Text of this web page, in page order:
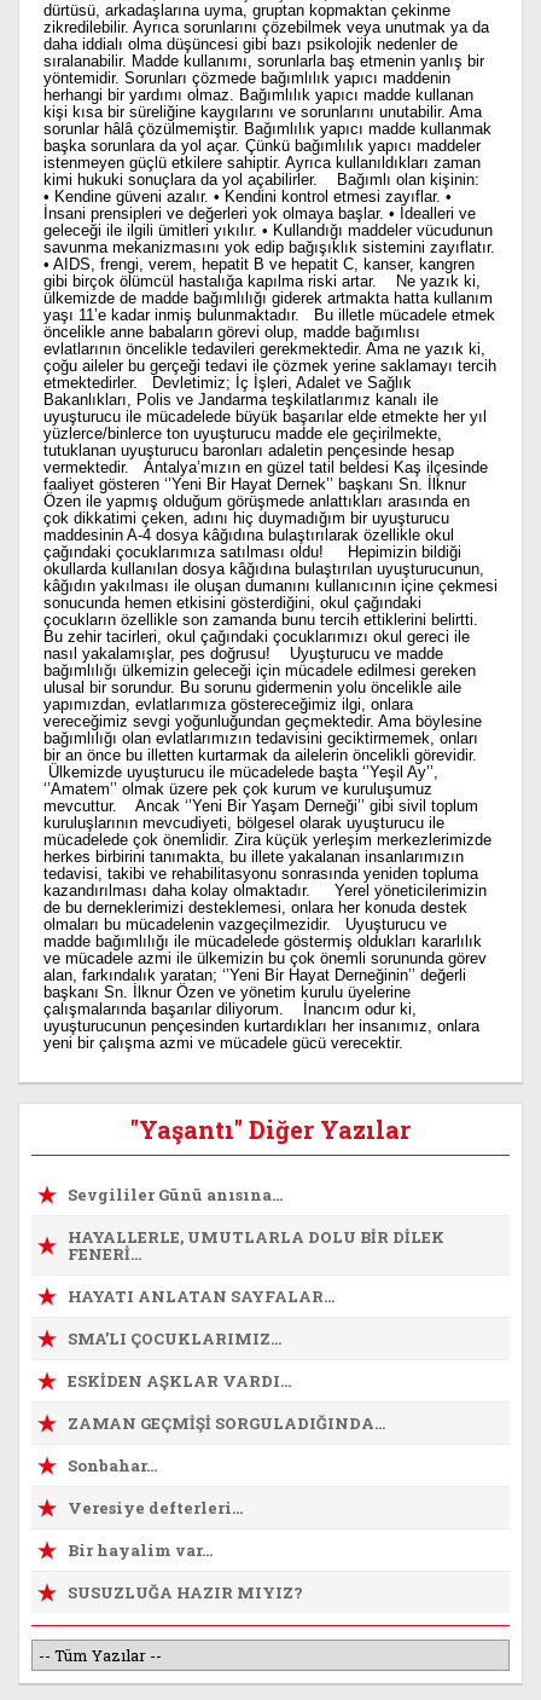
dürtüsü, arkadaşlarına uyma, gruptan kopmaktan çekinme
zikredilebilir. Ayrıca sorunlarını çözebilmek veya unutmak ya da
daha iddialı olma düşüncesi gibi bazı psikolojik nedenler de
sıralanabilir. Madde kullanımı, sorunlarla baş etmenin yanlış bir
yöntemidir. Sorunları çözmede bağımlılık yapıcı maddenin
herhangi bir yardımı olmaz. Bağımlılık yapıcı madde kullanan
kişi kısa bir süreliğine kaygılarını ve sorunlarını unutabilir. Ama
sorunlar hâlâ çözülmemiştir. Bağımlılık yapıcı madde kullanmak
başka sorunlara da yol açar. Çünkü bağımlılık yapıcı maddeler
istenmeyen güçlü etkilere sahiptir. Ayrıca kullanıldıkları zaman
kimi hukuki sonuçlara da yol açabilirler. Bağımlı olan kişinin:
• Kendine güveni azalır. • Kendini kontrol etmesi zayıflar. •
İnsani prensipleri ve değerleri yok olmaya başlar. • İdealleri ve
geleceği ile ilgili ümitleri yıkılır. • Kullandığı maddeler vücudunun
savunma mekanizmasını yok edip bağışıklık sistemini zayıflatır.
• AIDS, frengi, verem, hepatit B ve hepatit C, kanser, kangren
gibi birçok ölümcül hastalığa kapılma riski artar. Ne yazık ki,
ülkemizde de madde bağımlılığı giderek artmakta hatta kullanım
yaşı 11’e kadar inmiş bulunmaktadır. Bu illetle mücadele etmek
öncelikle anne babaların görevi olup, madde bağımlısı
evlatlarının öncelikle tedavileri gerekmektedir. Ama ne yazık ki,
çoğu aileler bu gerçeği tedavi ile çözmek yerine saklamayı tercih
etmektedirler. Devletimiz; İç İşleri, Adalet ve Sağlık
Bakanlıkları, Polis ve Jandarma teşkilatlarımız kanalı ile
uyuşturucu ile mücadelede büyük başarılar elde etmekte her yıl
yüzlerce/binlerce ton uyuşturucu madde ele geçirilmekte,
tutuklanan uyuşturucu baronları adaletin pençesinde hesap
vermektedir. Antalya’mızın en güzel tatil beldesi Kaş ilçesinde
faaliyet gösteren ‘’Yeni Bir Hayat Dernek’’ başkanı Sn. İlknur
Özen ile yapmış olduğum görüşmede anlattıkları arasında en
çok dikkatimi çeken, adını hiç duymadığım bir uyuşturucu
maddesinin A-4 dosya kâğıdına bulaştırılarak özellikle okul
çağındaki çocuklarımıza satılması oldu! Hepimizin bildiği
okullarda kullanılan dosya kâğıdına bulaştırılan uyuşturucunun,
kâğıdın yakılması ile oluşan dumanını kullanıcının içine çekmesi
sonucunda hemen etkisini gösterdiğini, okul çağındaki
çocukların özellikle son zamanda bunu tercih ettiklerini belirtti.
Bu zehir tacirleri, okul çağındaki çocuklarımızı okul gereci ile
nasıl yakalamışlar, pes doğrusu! Uyuşturucu ve madde
bağımlılığı ülkemizin geleceği için mücadele edilmesi gereken
ulusal bir sorundur. Bu sorunu gidermenin yolu öncelikle aile
yapımızdan, evlatlarımıza göstereceğimiz ilgi, onlara
vereceğimiz sevgi yoğunluğundan geçmektedir. Ama böylesine
bağımlılığı olan evlatlarımızın tedavisini geciktirmemek, onları
bir an önce bu illetten kurtarmak da ailelerin öncelikli görevidir.
Ülkemizde uyuşturucu ile mücadelede başta ‘’Yeşil Ay’’,
‘’Amatem’’ olmak üzere pek çok kurum ve kuruluşumuz
mevcuttur. Ancak ‘’Yeni Bir Yaşam Derneği’’ gibi sivil toplum
kuruluşlarının mevcudiyeti, bölgesel olarak uyuşturucu ile
mücadelede çok önemlidir. Zira küçük yerleşim merkezlerimizde
herkes birbirini tanımakta, bu illete yakalanan insanlarımızın
tedavisi, takibi ve rehabilitasyonu sonrasında yeniden topluma
kazandırılması daha kolay olmaktadır. Yerel yöneticilerimizin
de bu derneklerimizi desteklemesi, onlara her konuda destek
olmaları bu mücadelenin vazgeçilmezidir. Uyuşturucu ve
madde bağımlılığı ile mücadelede göstermiş oldukları kararlılık
ve mücadele azmi ile ülkemizin bu çok önemli sorununda görev
alan, farkındalık yaratan; ‘’Yeni Bir Hayat Derneğinin’’ değerli
başkanı Sn. İlknur Özen ve yönetim kurulu üyelerine
çalışmalarında başarılar diliyorum. İnancım odur ki,
uyuşturucunun pençesinden kurtardıkları her insanımız, onlara
yeni bir çalışma azmi ve mücadele gücü verecektir.
"Yaşantı" Diğer Yazılar
Sevgililer Günü anısına...
HAYALLERLE, UMUTLARLA DOLU BİR DİLEK
FENERİ…
HAYATI ANLATAN SAYFALAR…
SMA’LI ÇOCUKLARIMIZ…
ESKİDEN AŞKLAR VARDI…
ZAMAN GEÇMİŞİ SORGULADIĞINDA…
Sonbahar...
Veresiye defterleri...
Bir hayalim var...
SUSUZLUĞA HAZIR MIYIZ?